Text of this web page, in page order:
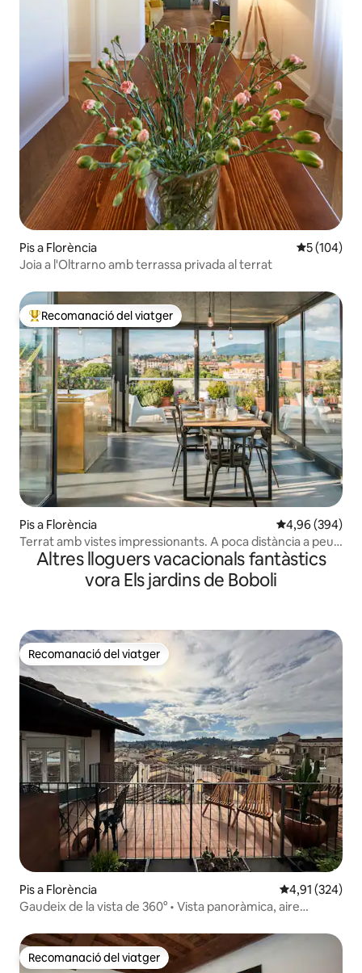
Pis a Florència 5 de
5 (104)
Joia a l'Oltrarno amb terrassa privada al terrat
Principals recomanacions dels viatgers
Recomanació del viatger
Pis a Florència 4,96 de
4,96 (394)
Terrat amb vistes impressionants. A poca distància a peu
de la catedral.
Altres lloguers vacacionals fantàstics
vora Els jardins de Boboli
Recomanació del viatger
Recomanació del viatger
Pis a Florència 4,91 de
4,91 (324)
Gaudeix de la vista de 360° • Vista panoràmica, aire
Recomanació del viatger
Recomanació del viatger